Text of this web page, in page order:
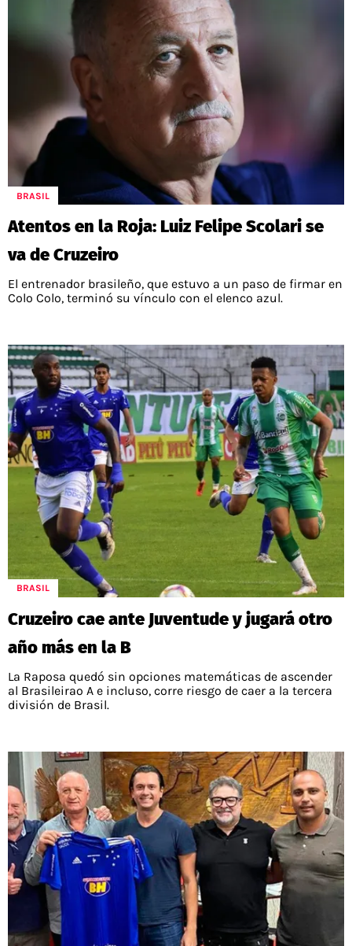
BRASIL
Atentos en la Roja: Luiz Felipe Scolari se
va de Cruzeiro
El entrenador brasileño, que estuvo a un paso de firmar en
Colo Colo, terminó su vínculo con el elenco azul.
BRASIL
Cruzeiro cae ante Juventude y jugará otro
año más en la B
La Raposa quedó sin opciones matemáticas de ascender
al Brasileirao A e incluso, corre riesgo de caer a la tercera
división de Brasil.